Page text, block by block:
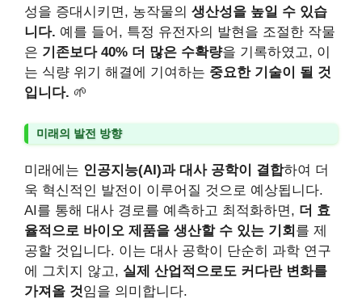
성을 증대시키면, 농작물의 생산성을 높일 수 있습
니다. 예를 들어, 특정 유전자의 발현을 조절한 작물
은 기존보다 40% 더 많은 수확량을 기록하였고, 이
는 식량 위기 해결에 기여하는 중요한 기술이 될 것
입니다. 🌱
미래의 발전 방향
미래에는 인공지능(AI)과 대사 공학이 결합하여 더
욱 혁신적인 발전이 이루어질 것으로 예상됩니다.
AI를 통해 대사 경로를 예측하고 최적화하면, 더 효
율적으로 바이오 제품을 생산할 수 있는 기회 를 제
공할 것입니다. 이는 대사 공학이 단순히 과학 연구
에 그치지 않고, 실제 산업적으로도 커다란 변화를
가져올 것임을 의미합니다.